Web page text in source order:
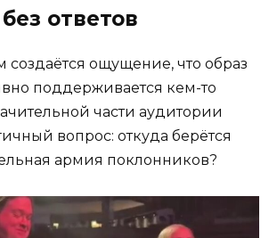
ответов
создаётся ощущение, что образ
поддерживается кем-то
части аудитории
вопрос: откуда берётся
армия поклонников?